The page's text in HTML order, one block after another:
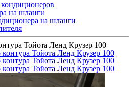
на шланги
на шланги
Тойота Ленд Крузер 100